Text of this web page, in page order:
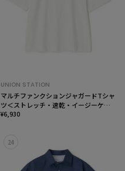
UNION STATION
マルチファンクションジャガードTシャ
ツ＜ストレッチ・速乾・イージーケ
ア・ハンドウォッシャブル・UVカッ
¥6,930
24